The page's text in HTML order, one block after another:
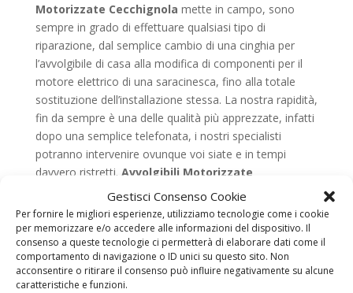
Gestisci Consenso Cookie
Per fornire le migliori esperienze, utilizziamo tecnologie come i cookie
per memorizzare e/o accedere alle informazioni del dispositivo. Il
consenso a queste tecnologie ci permetterà di elaborare dati come il
comportamento di navigazione o ID unici su questo sito. Non
acconsentire o ritirare il consenso può influire negativamente su alcune
caratteristiche e funzioni.
Motorizzate Cecchignola mette in campo, sono
sempre in grado di effettuare qualsiasi tipo di
riparazione, dal semplice cambio di una cinghia per
l’avvolgibile di casa alla modifica di componenti per il
motore elettrico di una saracinesca, fino alla totale
sostituzione dell’installazione stessa. La nostra rapidità,
fin da sempre è una delle qualità più apprezzate, infatti
dopo una semplice telefonata, i nostri specialisti
potranno intervenire ovunque voi siate e in tempi
davvero ristretti. Avvolgibili Motorizzate
Cecchignola, con noi risparmiare è davvero
possibile Alla luce di tutto quello che vi abbiamo
raccontato fino a ora, ci teniamo anche a rassicurarvi
anche per tutto quello che riguarda l’aspetto
economico. Infatti, nonostante ci avvaliamo solo di
personale altamente qualificato e vendiamo